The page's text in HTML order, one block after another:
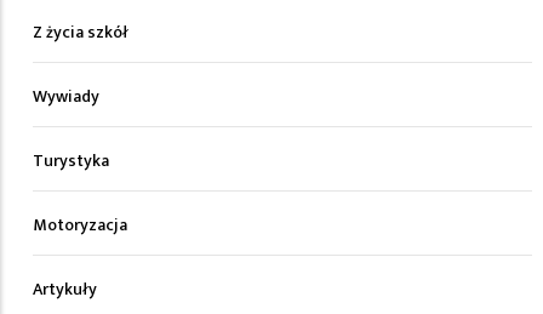
Z życia szkół
Wywiady
Turystyka
Motoryzacja
Artykuły